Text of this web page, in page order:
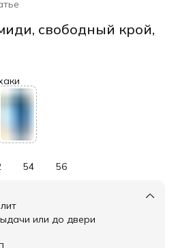
свободный крой,
54 56
или до двери